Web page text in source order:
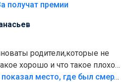
получат премии
родители,которые не
хорошо и что такое плохо!
безумия,есть же
«Попал на пику»: СК показал место, где был смертельно травмирован ребенок в Тольятти